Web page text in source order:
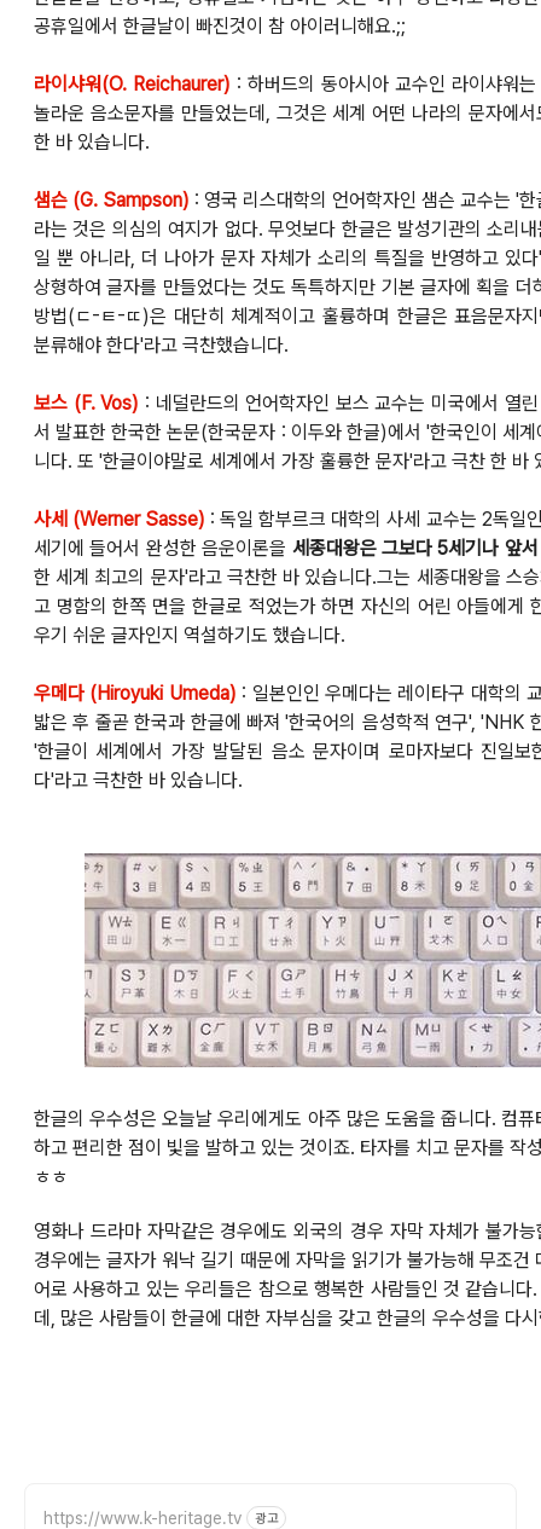
공휴일에서 한글날이 빠진것이 참 아이러니해요.;;
라이샤워(O. Reichaurer) : 하버드의 동아시아 교수인 라이샤워
놀라운 음소문자를 만들었는데, 그것은 세계 어떤 나라의 문자에
한 바 있습니다.
샘슨 (G. Sampson) : 영국 리스대학의 언어학자인 샘슨 교수는 '
라는 것은 의심의 여지가 없다. 무엇보다 한글은 발성기관의 소리
일 뿐 아니라, 더 나아가 문자 자체가 소리의 특질을 반영하고 있
상형하여 글자를 만들었다는 것도 독특하지만 기본 글자에 획을 더
방법(ㄷ-ㅌ-ㄸ)은 대단히 체계적이고 훌륭하며 한글은 표음문자
분류해야 한다'라고 극찬했습니다.
보스 (F. Vos) : 네덜란드의 언어학자인 보스 교수는 미국에서 열
서 발표한 한국한 논문(한국문자 : 이두와 한글)에서 '한국인이 세
니다. 또 '한글이야말로 세계에서 가장 훌륭한 문자'라고 극찬 한 바
사세 (Werner Sasse) : 독일 함부르크 대학의 사세 교수는 2독일
세 기에 들어서 완성한 음운이론을 세종대왕은 그보다 5세기나 앞
한 세계 최고의 문자'라고 극찬한 바 있습니다.그는 세종대왕을 스
고 명함의 한쪽 면을 한글로 적었는가 하면 자신의 어린 아들에게
우기 쉬운 글자인지 역설하기도 했습니다.
우메다 (Hiroyuki Umeda) : 일본인인 우메다는 레이타구 대학의
밟은 후 줄곧한국과 한글에 빠져 '한국어의 음성학적 연구', 'NHK
'한글이 세계에서 가장 발달된 음소 문자이며 로마자보다 진일
다'라고 극찬한 바 있습니다.
한글의 우수성은 오늘날 우리에게도 아주 많은 도움을 줍니다. 컴퓨
하고 편리한 점이 빛을 발하고 있는 것이죠. 타자를 치고 문자를 작
ㅎㅎ
영화나 드라마 자막같은 경우에도 외국의 경우 자막 자체가 불가
경우에는 글자가 워낙 길기 때문에 자막을 읽기가 불가능해 무조
어로 사용하고 있는 우리들은 참으로 행복한 사람들인 것 같습니
데, 많은 사람들이 한글에 대한 자부심을 갖고 한글의 우수성을 다
https://www.k-heritage.tv 광고